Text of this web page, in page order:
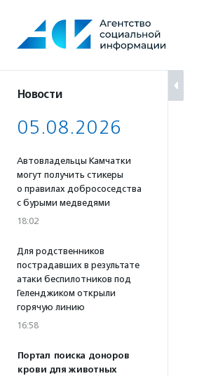
содержанию
Новости
05.08.2026
Автовладельцы Камчатки
могут получить стикеры
о правилах добрососедства
с бурыми медведями
18:02
Для родственников
пострадавших в результате
атаки беспилотников под
Геленджиком открыли
горячую линию
16:58
Портал поиска доноров
крови для животных